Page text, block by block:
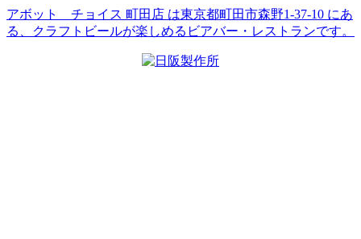
アボット チョイス 町田店 は東京都町田市森野1-37-10 にあ
る、クラフトビールが楽しめるビアバー・レストランです。